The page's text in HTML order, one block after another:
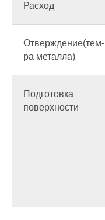
Расход
Отверждение(тем-
ра металла)
Подготовка
поверхности